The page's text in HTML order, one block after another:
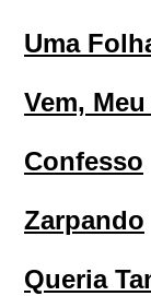
Uma
Vem,
Confesso
Zarpando
Queria